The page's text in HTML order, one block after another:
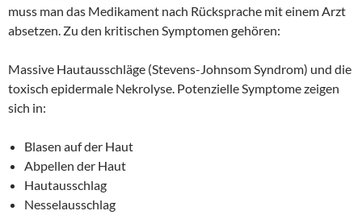
muss man das Medikament nach Rücksprache mit einem Arzt
absetzen. Zu den kritischen Symptomen gehören:
Massive Hautausschläge (Stevens-Johnsom Syndrom) und die
toxisch epidermale Nekrolyse. Potenzielle Symptome zeigen
sich in:
Blasen auf der Haut
Abpellen der Haut
Hautausschlag
Nesselausschlag